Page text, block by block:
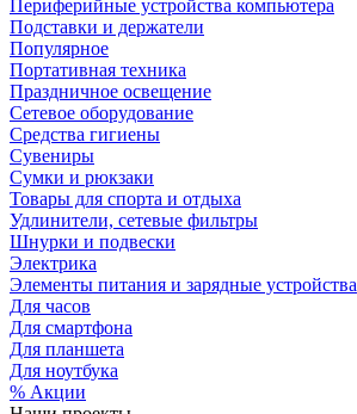
Периферийные устройства компьютера
Подставки и держатели
Популярное
Портативная техника
Праздничное освещение
Сетевое оборудование
Средства гигиены
Сувениры
Сумки и рюкзаки
Товары для спорта и отдыха
Удлинители, сетевые фильтры
Шнурки и подвески
Электрика
Элементы питания и зарядные устройства
Для часов
Для смартфона
Для планшета
Для ноутбука
% Акции